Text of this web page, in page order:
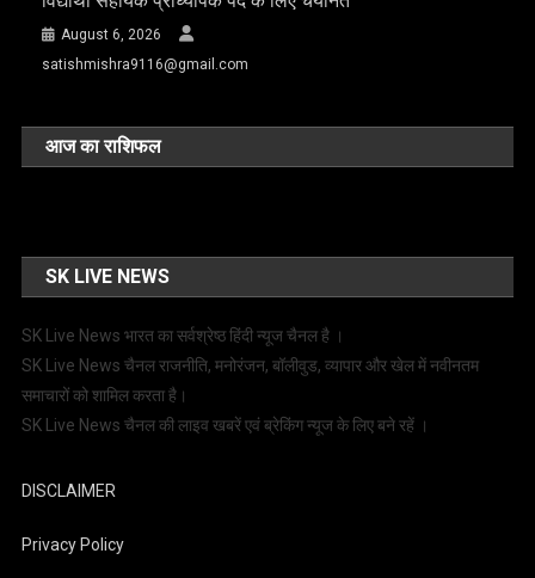
August 6, 2026
satishmishra9116@gmail.com
आज का राशिफल
SK LIVE NEWS
SK Live News भारत का सर्वश्रेष्ठ हिंदी न्‍यूज चैनल है ।
SK Live News चैनल राजनीति, मनोरंजन, बॉलीवुड, व्यापार और खेल में नवीनतम
समाचारों को शामिल करता है।
SK Live News चैनल की लाइव खबरें एवं ब्रेकिंग न्यूज के लिए बने रहें ।
DISCLAIMER
Privacy Policy